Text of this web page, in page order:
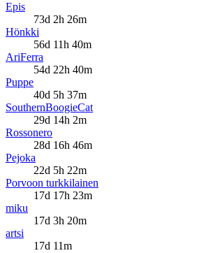
Epis
73d 2h 26m
Hönkki
56d 11h 40m
AriFerra
54d 22h 40m
Puppe
40d 5h 37m
SouthernBoogieCat
29d 14h 2m
Rossonero
28d 16h 46m
Pejoka
22d 5h 22m
Porvoon turkkilainen
17d 17h 23m
miku
17d 3h 20m
artsi
17d 11m